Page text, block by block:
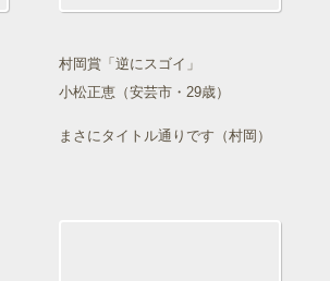
村岡賞「逆にスゴイ」
小松正恵（安芸市・29歳）
まさにタイトル通りです（村岡）